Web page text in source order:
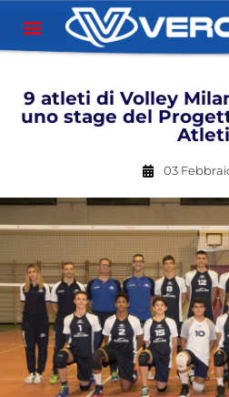
9 atleti di Volley
uno stage del
Atleti
03